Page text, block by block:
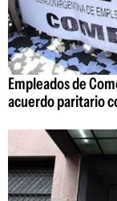
Empleados de
acuerdo paritario